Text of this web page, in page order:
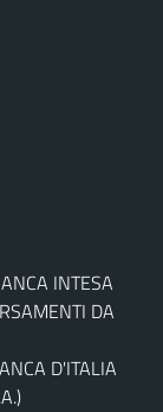
INTESA
DA
D'ITALIA